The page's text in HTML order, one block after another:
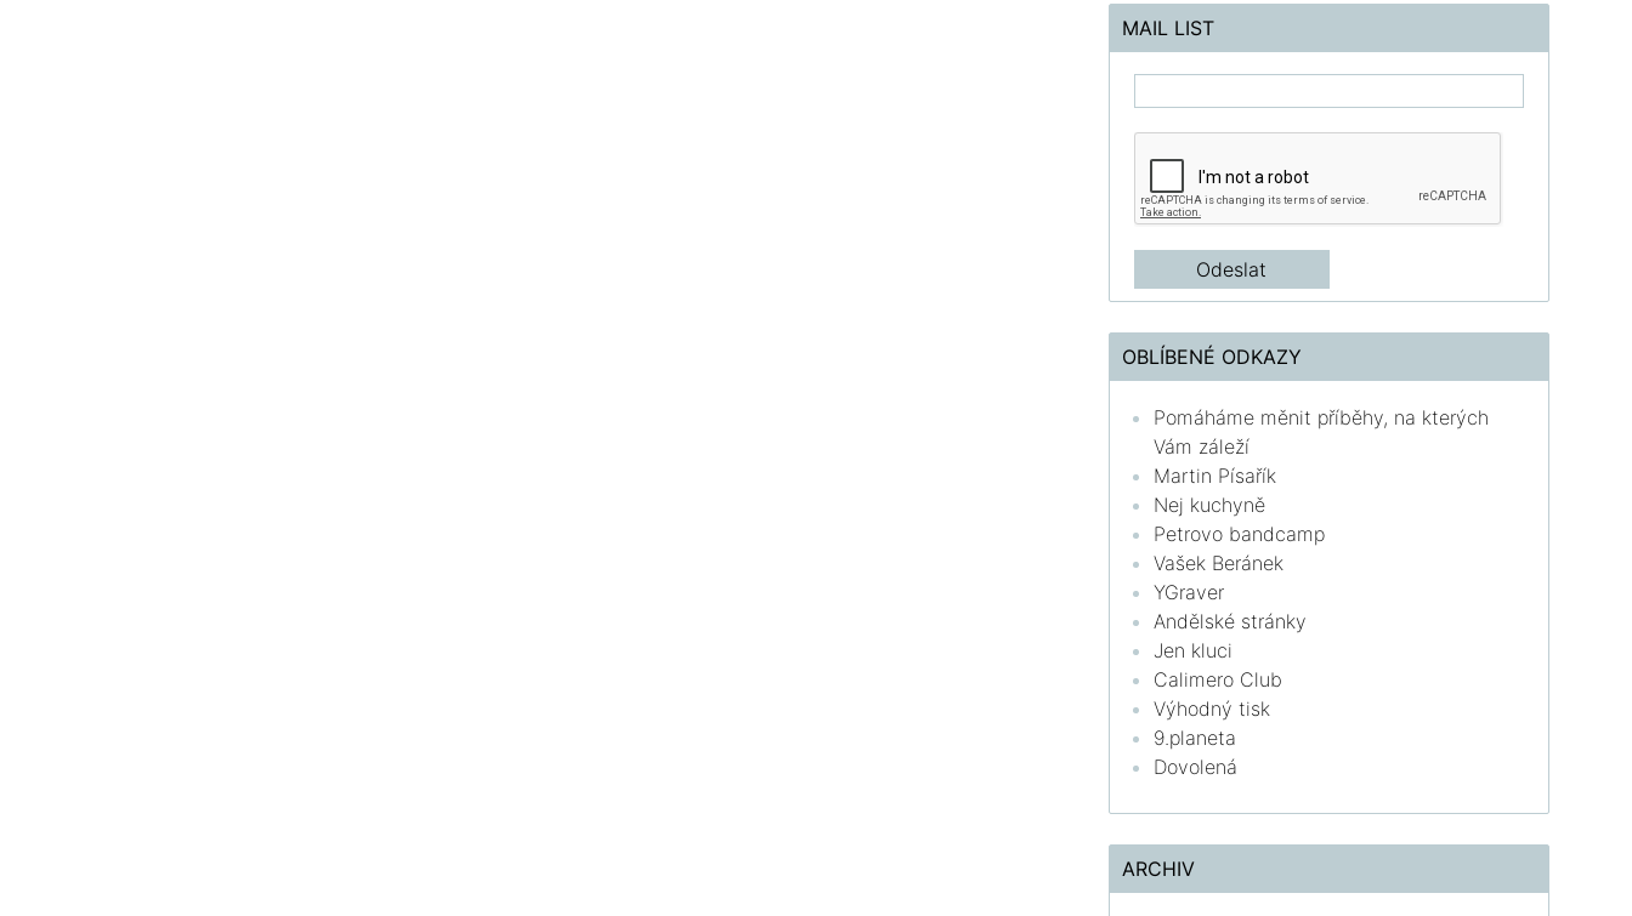
MAIL LIST
OBLÍBENÉ ODKAZY
Pomáháme měnit příběhy, na kterých
Vám záleží
Martin Písařík
Nej kuchyně
Petrovo bandcamp
Vašek Beránek
YGraver
Andělské stránky
Jen kluci
Calimero Club
Výhodný tisk
9.planeta
Dovolená
ARCHIV